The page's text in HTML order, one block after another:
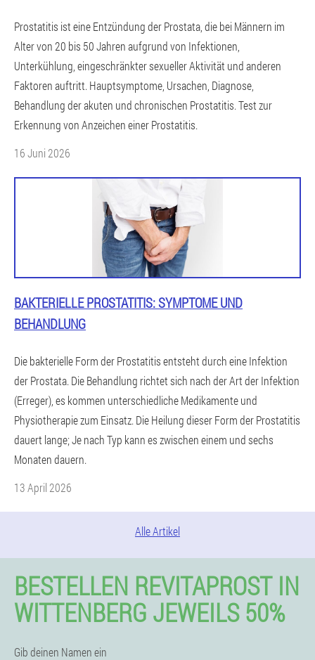
Prostatitis ist eine Entzündung der Prostata, die bei Männern im
Alter von 20 bis 50 Jahren aufgrund von Infektionen,
Unterkühlung, eingeschränkter sexueller Aktivität und anderen
Faktoren auftritt. Hauptsymptome, Ursachen, Diagnose,
Behandlung der akuten und chronischen Prostatitis. Test zur
Erkennung von Anzeichen einer Prostatitis.
16 Juni 2026
BAKTERIELLE PROSTATITIS: SYMPTOME UND
BEHANDLUNG
Die bakterielle Form der Prostatitis entsteht durch eine Infektion
der Prostata. Die Behandlung richtet sich nach der Art der Infektion
(Erreger), es kommen unterschiedliche Medikamente und
Physiotherapie zum Einsatz. Die Heilung dieser Form der Prostatitis
dauert lange; Je nach Typ kann es zwischen einem und sechs
Monaten dauern.
13 April 2026
Alle Artikel
BESTELLEN REVITAPROST IN
WITTENBERG JEWEILS 50%
Gib deinen Namen ein